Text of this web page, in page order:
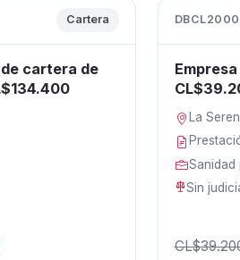
Cartera
cartera de
La
Sanidad
Sin